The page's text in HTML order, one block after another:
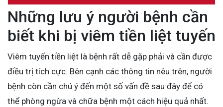
Những lưu ý người bệnh cần
biết khi bị viêm tiền liệt tuyến
Viêm tuyến tiền liệt là bệnh rất dễ gặp phải và cần được
điều trị tích cực. Bên cạnh các thông tin nêu trên, người
bệnh còn cần chú ý đến một số vấn đề sau đây để có
thể phòng ngừa và chữa bệnh một cách hiệu quả nhất.